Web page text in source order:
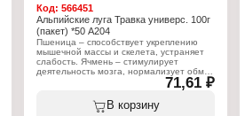
Код: 566451
Альпийские луга Травка универс. 100г
(пакет) *50 А204
Пшеница – способствует укреплению
мышечной массы и скелета, устраняет
слабость. Ячмень – стимулирует
деятельность мозга, нормализует обмен
веществ, стимулирует рост и развитие.
Овёс – помогает восстановить
мышечную силу, улучшить рефлексы,
повысить стрессоустойчивость. Рожь –
71,61 ₽
В корзину